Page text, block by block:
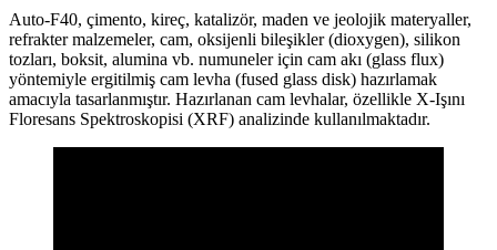
Auto-F40, çimento, kireç, katalizör, maden ve jeolojik materyaller,
refrakter malzemeler, cam, oksijenli bileşikler (dioxygen), silikon
tozları, boksit, alumina vb. numuneler için cam akı (glass flux)
yöntemiyle ergitilmiş cam levha (fused glass disk) hazırlamak
amacıyla tasarlanmıştır. Hazırlanan cam levhalar, özellikle X-Işını
Floresans Spektroskopisi (XRF) analizinde kullanılmaktadır.